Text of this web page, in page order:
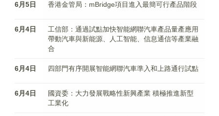
6月5日 香港金管局：mBridge項目進入最簡可行產品階段
6月4日
工信部：通過試點加快智能網聯汽車產品量產應用
帶動汽車與新能源、人工智能、信息通信等產業融
合
6月4日 四部門有序開展智能網聯汽車準入和上路通行試點
6月4日
國資委：大力發展戰略性新興產業 積極推進新型
工業化